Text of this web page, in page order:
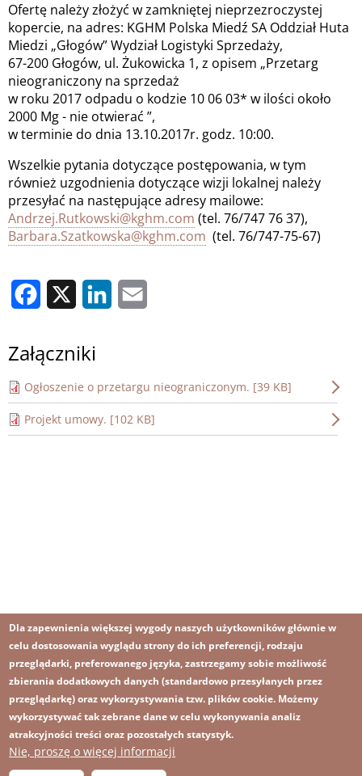
Ofertę należy złożyć w zamkniętej nieprzezroczystej
kopercie, na adres: KGHM Polska Miedź SA Oddział Huta
Miedzi „Głogów” Wydział Logistyki Sprzedaży,
67-200 Głogów, ul. Żukowicka 1, z opisem „Przetarg
nieograniczony na sprzedaż
w roku 2017 odpadu o kodzie 10 06 03* w ilości około
2000 Mg - nie otwierać ”,
w terminie do dnia 13.10.2017r. godz. 10:00.
Wszelkie pytania dotyczące postępowania, w tym
również uzgodnienia dotyczące wizji lokalnej należy
przesyłać na następujące adresy mailowe:
Andrzej.Rutkowski@kghm.com (tel. 76/747 76 37),
Barbara.Szatkowska@kghm.com (tel. 76/747-75-67)
Facebook LinkedIn
Załączniki
Ogłoszenie o przetargu nieograniczonym. [39 KB]
Projekt umowy. [102 KB]
Dla zapewnienia większej wygody naszych użytkowników głównie w
celu dostosowania wyglądu strony do ich preferencji, rodzaju
przeglądarki, preferowanego języka, zastrzegamy sobie możliwość
zbierania dodatkowych danych (standardowo przesyłanych przez
przeglądarkę) oraz wykorzystywania tzw. plików cookie. Możemy
wykorzystywać tak zebrane dane w celu wykonywania analiz
atrakcyjności treści oraz pozostałych statystyk.
Nie, proszę o więcej informacji